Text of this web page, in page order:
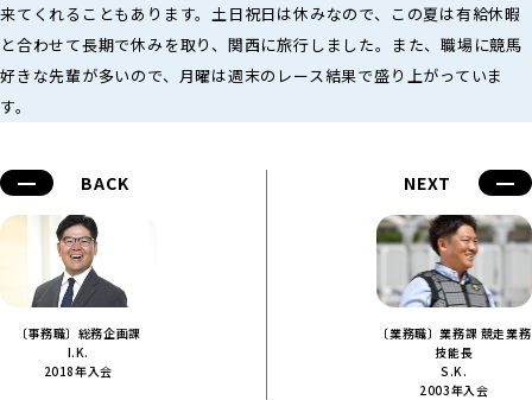
来てくれることもあります。土日祝日は休みなので、この夏は有給休暇
と合わせて長期で休みを取り、関西に旅行しました。また、職場に競馬
好きな先輩が多いので、月曜は週末のレース結果で盛り上がっていま
す。
BACK
〔事務職〕総務企画課
I.K.
2018年入会
NEXT
〔業務職〕業務課 競走業務
技能長
S.K.
2003年入会